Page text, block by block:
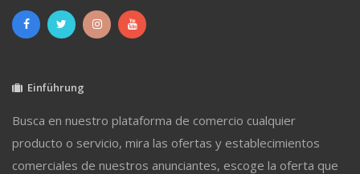
Einführung
Busca en nuestro plataforma de comercio cualquier
producto o servicio, mira las ofertas y establecimientos
comerciales de nuestros anunciantes, escoge la oferta que